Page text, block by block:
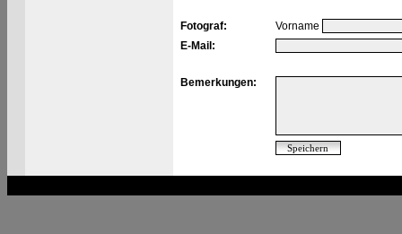
Fotograf:
Vorname
E-Mail:
Bemerkungen: